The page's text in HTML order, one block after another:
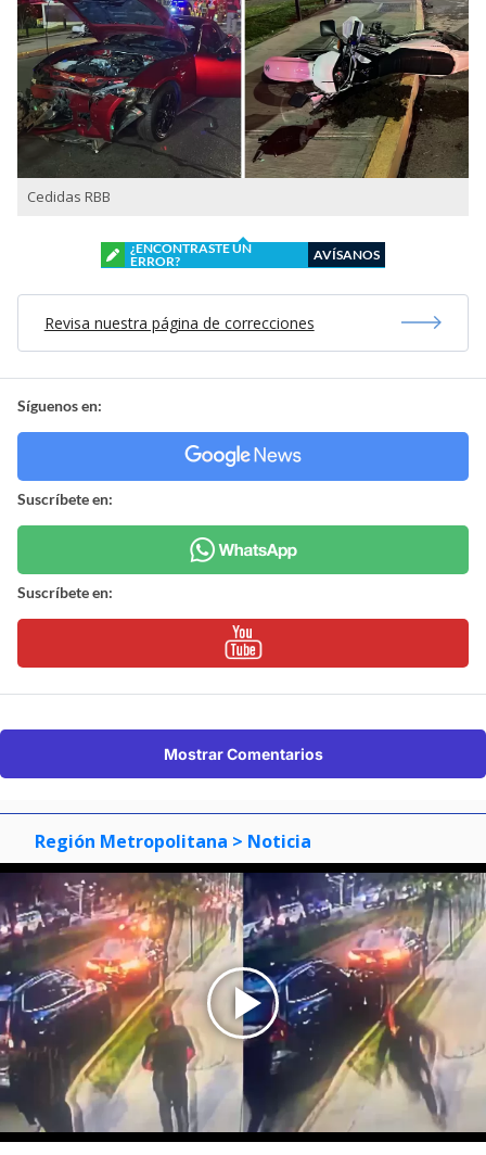
Cedidas RBB
¿ENCONTRASTE UN
ERROR?
AVÍSANOS
Revisa nuestra página de correcciones
Síguenos en:
Suscríbete en:
Suscríbete en:
Mostrar Comentarios
Región Metropolitana > Noticia